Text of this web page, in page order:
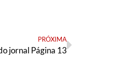
PRÓXIMA
jornal Página 13